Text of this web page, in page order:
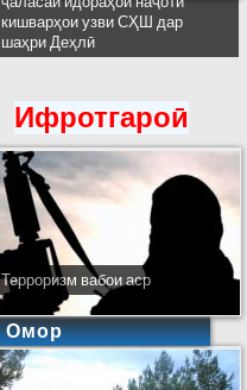
кишварҳои узви СҲШ дар
шаҳри Деҳлӣ
Ифротгароӣ
Терроризм вабои аср
Омор